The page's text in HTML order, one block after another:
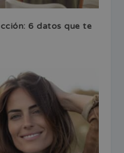
6 datos que te